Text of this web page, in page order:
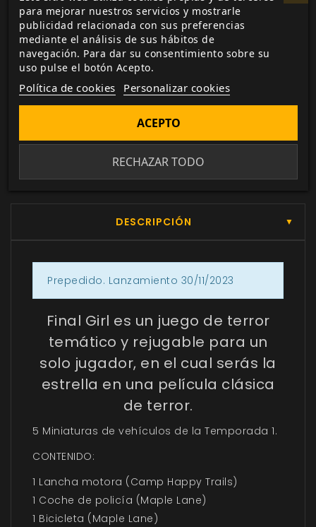
crédito.
Entrega 24/48h
para envios nacionales.
Biblioteca digital
actualizada con todos los juego canjeados
o comprados.
DESCRIPCIÓN ▼
Prepedido. Lanzamiento 30/11/2023
Final Girl es un juego de terror
temático y rejugable para un
solo jugador, en el cual serás la
estrella en una película clásica
de terror.
5 Miniaturas de vehículos de la Temporada 1.
CONTENIDO:
1 Lancha motora (Camp Happy Trails)
1 Coche de policía (Maple Lane)
1 Bicicleta (Maple Lane)
para mejorar nuestros servicios y mostrarle
publicidad relacionada con sus preferencias
mediante el análisis de sus hábitos de
navegación. Para dar su consentimiento sobre su
uso pulse el botón Acepto.
Política de cookies Personalizar cookies
RECHAZAR TODO
ACEPTO